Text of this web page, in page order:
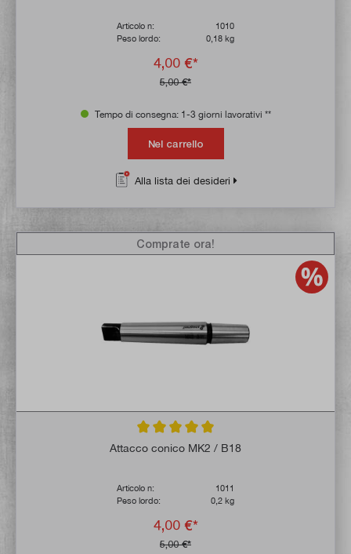
Articolo n:
1010
Peso lordo:
0,18 kg
4,00 €*
5,00 €*
Tempo di consegna: 1-3 giorni lavorativi **
Nel carrello
Alla lista dei desideri
Valutazione media di 5 su 5 stelle
Attacco conico MK2 / B18
Articolo n:
1011
Peso lordo:
0,2 kg
4,00 €*
5,00 €*
Comprate ora!